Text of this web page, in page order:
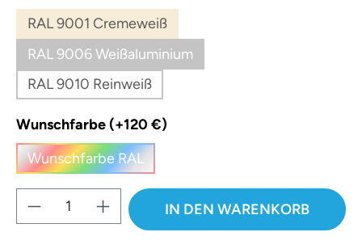
RAL 9001 Cremeweiß
(Diese Option ist zurzeit nicht verfügbar.)
RAL 9006 Weißaluminium
RAL 9010 Reinweiß
(Diese Option ist zurzeit nicht verfügbar.)
Wunschfarbe (+120 €)
Wunschfarbe RAL
(Diese Option ist zurzeit nicht verfügbar.)
Produkt Anzahl: Gib denIN DEN WARENKORB